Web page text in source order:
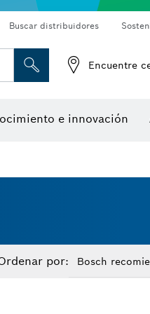
Buscar distribuidores
Encuentre
e innovación
por: